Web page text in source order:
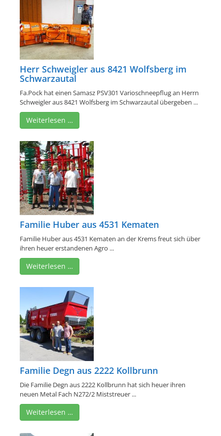
Herr Schweigler aus 8421 Wolfsberg im
Schwarzautal
Fa.Pock hat einen Samasz PSV301 Varioschneepflug an Herrn
Schweigler aus 8421 Wolfsberg im Schwarzautal übergeben ...
Weiterlesen …
Familie Huber aus 4531 Kematen
Familie Huber aus 4531 Kematen an der Krems freut sich über
ihren heuer erstandenen Agro ...
Weiterlesen …
Familie Degn aus 2222 Kollbrunn
Die Familie Degn aus 2222 Kollbrunn hat sich heuer ihren
neuen Metal Fach N272/2 Miststreuer ...
Weiterlesen …